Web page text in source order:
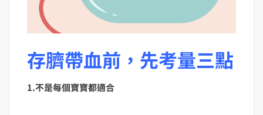
存臍帶血前，先考量三點
1.不是每個寶寶都適合